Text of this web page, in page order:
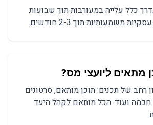
כלל עלייה במעורבות תוך שבועות
משמעותיות תוך 2-3 חודשים.
מתאים ליועצי מס?
רחב של תכנים:תוכן מותאם, סרטונים
חכמה ועוד. הכל מותאם לקהל היעד